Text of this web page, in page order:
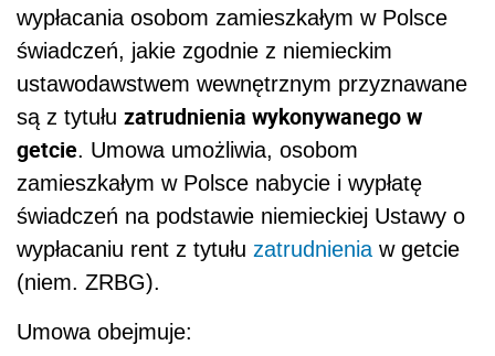
wypłacania osobom zamieszkałym w Polsce
świadczeń, jakie zgodnie z niemieckim
ustawodawstwem wewnętrznym przyznawane
są z tytułu zatrudnienia wykonywanego w
getcie. Umowa umożliwia, osobom
zamieszkałym w Polsce nabycie i wypłatę
świadczeń na podstawie niemieckiej Ustawy o
wypłacaniu rent z tytułu zatrudnienia w getcie
(niem. ZRBG).
Umowa obejmuje: